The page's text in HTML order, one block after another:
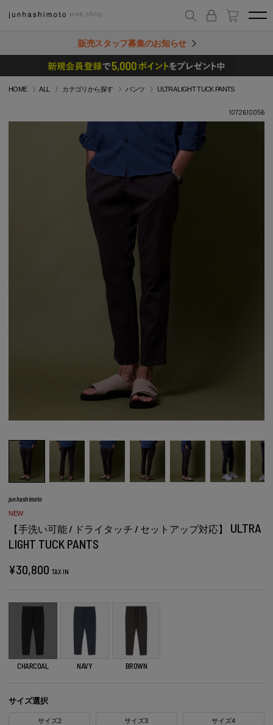
販売スタッフ募集のお知らせ
HOME ALL カテゴリから探す パンツ ULTRA LIGHT TUCK PANTS
1072610056
junhashimoto
NEW
【手洗い可能 / ドライタッチ / セットアップ対応】
ULTRA
LIGHT TUCK PANTS
¥30,800 TAX IN
CHARCOAL NAVY BROWN
サイズ選択
サイズ2
サイズ3
サイズ4